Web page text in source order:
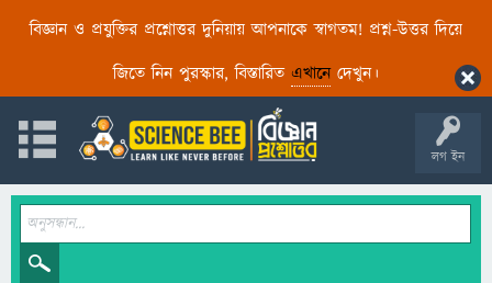
বিজ্ঞান ও প্রযুক্তির প্রশ্নোত্তর দুনিয়ায় আপনাকে স্বাগতম! প্রশ্ন-উত্তর দিয়ে
জিতে নিন পুরস্কার, বিস্তারিত এখানেদেখুন।
লগ ইন